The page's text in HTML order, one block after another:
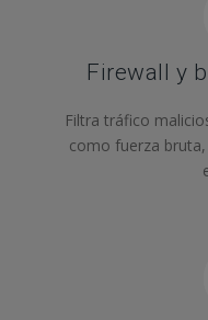
Firewall y
Filtra tráfico
como fuerza